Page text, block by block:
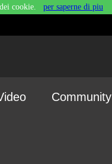
Community
cookie. per saperne di piu